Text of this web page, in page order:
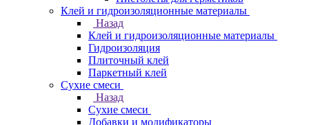
Клей и гидроизоляционные материалы
Назад
Клей и гидроизоляционные материалы
Гидроизоляция
Плиточный клей
Паркетный клей
Сухие смеси
Назад
Сухие смеси
Добавки и модификаторы